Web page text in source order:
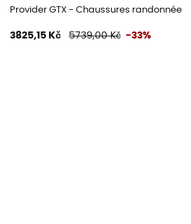
Provider GTX - Chaussures randonnée
3825,15 Kč 5739,00 Kč -33%